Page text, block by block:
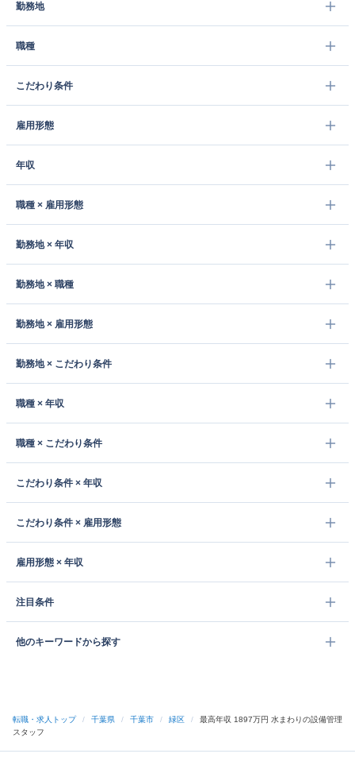
勤務地
職種
こだわり条件
雇用形態
年収
職種 × 雇用形態
勤務地 × 年収
勤務地 × 職種
勤務地 × 雇用形態
勤務地 × こだわり条件
職種 × 年収
職種 × こだわり条件
こだわり条件 × 年収
こだわり条件 × 雇用形態
雇用形態 × 年収
注目条件
他のキーワードから探す
転職・求人トップ / 千葉県 / 千葉市 / 緑区 /
最高年収 1897万円 水まわりの設備管理
スタッフ